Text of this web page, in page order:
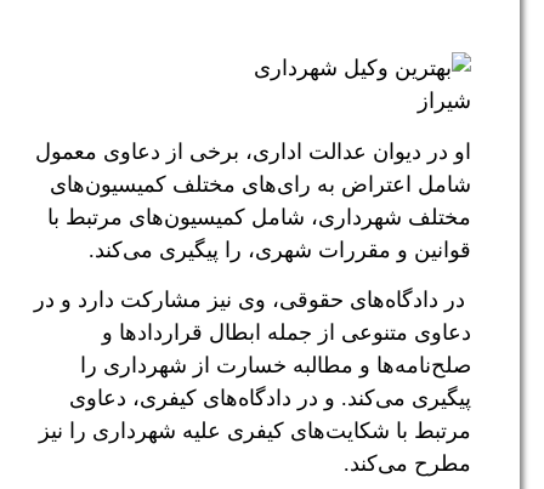
او در دیوان عدالت اداری، برخی از دعاوی معمول
شامل اعتراض به رای‌های مختلف کمیسیون‌های
مختلف شهرداری، شامل کمیسیون‌های مرتبط با
قوانین و مقررات شهری، را پیگیری می‌کند.
در دادگاه‌های حقوقی، وی نیز مشارکت دارد و در
دعاوی متنوعی از جمله ابطال قراردادها و
صلح‌نامه‌ها و مطالبه خسارت از شهرداری را
پیگیری می‌کند. و در دادگاه‌های کیفری، دعاوی
مرتبط با شکایت‌های کیفری علیه شهرداری را نیز
مطرح می‌کند.